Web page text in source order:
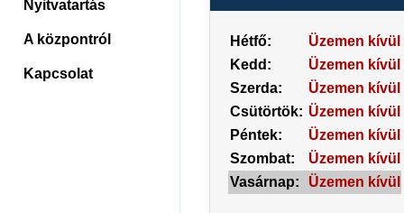
Nyitvatartás
A központról
Kapcsolat
Hétfő:
Üzemen kívül
Kedd:
Üzemen kívül
Szerda:
Üzemen kívül
Csütörtök: Üzemen kívül
Péntek:
Üzemen kívül
Szombat:
Üzemen kívül
Vasárnap:
Üzemen kívül